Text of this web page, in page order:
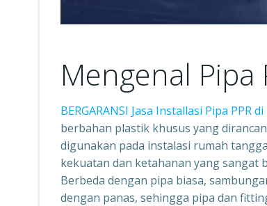
Mengenal Pipa
BERGARANSI Jasa Installasi Pipa PPR
berbahan plastik khusus yang
digunakan pada instalasi rumah
kekuatan dan ketahanan yang sangat
Berbeda dengan pipa biasa,
dengan panas, sehingga pipa dan